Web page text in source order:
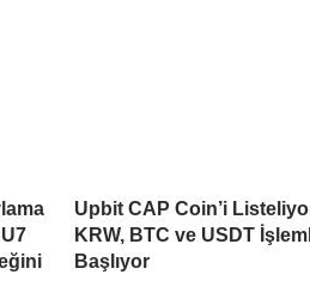
Upbit CAP Coin’i
KRW, BTC ve USDT
Başlıyor